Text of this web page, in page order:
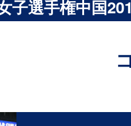
子選手権中国